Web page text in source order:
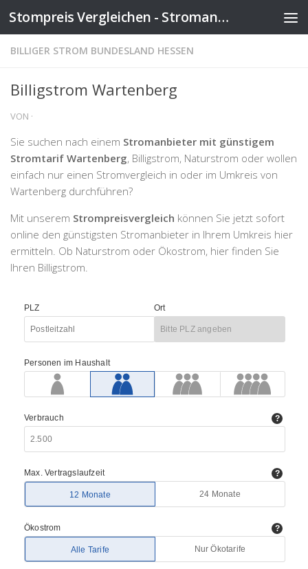
Zum Inhalt springen Stompreis Vergleichen - Stromanbieter wechseln
BILLIGER STROM BUNDESLAND HESSEN
Billigstrom Wartenberg
VON ·
Sie suchen nach einem Stromanbieter mit günstigem
Stromtarif Wartenberg, Billigstrom, Naturstrom oder wollen
einfach nur einen Stromvergleich in oder im Umkreis von
Wartenberg durchführen?
Mit unserem Strompreisvergleich können Sie jetzt sofort
online den günstigsten Stromanbieter in Ihrem Umkreis hier
ermitteln. Ob Naturstrom oder Ökostrom, hier finden Sie
Ihren Billigstrom.